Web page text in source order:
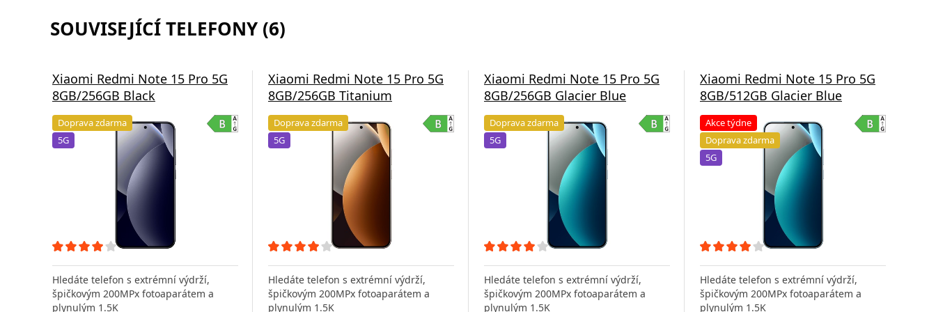
SOUVISEJÍCÍ TELEFONY (6)
Xiaomi Redmi Note 15 Pro 5G
8GB/256GB Black
Doprava zdarma
5G
Hledáte telefon s extrémní výdrží,
špičkovým 200MPx fotoaparátem a
plynulým 1.5K
Xiaomi Redmi Note 15 Pro 5G
8GB/256GB Titanium
Doprava zdarma
5G
Hledáte telefon s extrémní výdrží,
špičkovým 200MPx fotoaparátem a
plynulým 1.5K
Xiaomi Redmi Note 15 Pro 5G
8GB/256GB Glacier Blue
Doprava zdarma
5G
Hledáte telefon s extrémní výdrží,
špičkovým 200MPx fotoaparátem a
plynulým 1.5K
Xiaomi Redmi Note 15 Pro 5G
8GB/512GB Glacier Blue
Akce týdne
Doprava zdarma
5G
Hledáte telefon s extrémní výdrží,
špičkovým 200MPx fotoaparátem a
plynulým 1.5K